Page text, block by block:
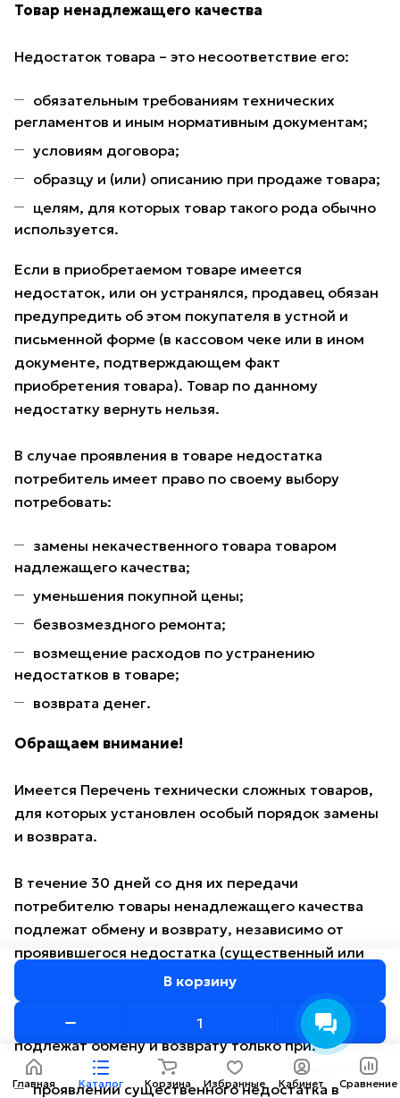
В корзину
Товар ненадлежащего качества
Недостаток товара – это несоответствие его:
обязательным требованиям технических
регламентов и иным нормативным документам;
условиям договора;
образцу и (или) описанию при продаже товара;
целям, для которых товар такого рода обычно
используется.
Если в приобретаемом товаре имеется
недостаток, или он устранялся, продавец обязан
предупредить об этом покупателя в устной и
письменной форме (в кассовом чеке или в ином
документе, подтверждающем факт
приобретения товара). Товар по данному
недостатку вернуть нельзя.
В случае проявления в товаре недостатка
потребитель имеет право по своему выбору
потребовать:
замены некачественного товара товаром
надлежащего качества;
уменьшения покупной цены;
безвозмездного ремонта;
возмещение расходов по устранению
недостатков в товаре;
возврата денег.
Обращаем внимание!
Имеется Перечень технически сложных товаров,
для которых установлен особый порядок замены
и возврата.
В течение 30 дней со дня их передачи
потребителю товары ненадлежащего качества
подлежат обмену и возврату, независимо от
проявившегося недостатка (существенный или
По истечении 30 дней со дня их передачи
подлежат обмену и возврату только при:
проявлении существенного недостатка в
Главная Каталог Корзина Избранные Кабинет Сравнение